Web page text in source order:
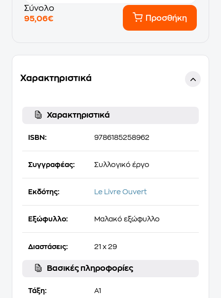
Σύνολο
95,06€
Προσθήκη
Χαρακτηριστικά
Χαρακτηριστικά
ISBN: 9786185258962
Συγγραφέας: Συλλογικό έργο
Εκδότης: Le Livre Ouvert
Εξώφυλλο: Μαλακό εξώφυλλο
Διαστάσεις: 21 x 29
Βασικές πληροφορίες
Τάξη: A1